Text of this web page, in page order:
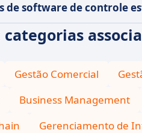
de software de controle
Gestão Comercial
Business Management
Gerenciamento de